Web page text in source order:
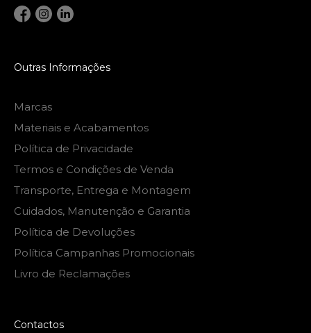
Outras Informações
Marcas
Materiais e Acabamentos
Política de Privacidade
Termos e Condições de Venda
Transporte, Entrega e Montagem
Cuidados, Manutenção e Garantia
Política de Devoluções
Política Campanhas Promocionais
Livro de Reclamações
Contactos